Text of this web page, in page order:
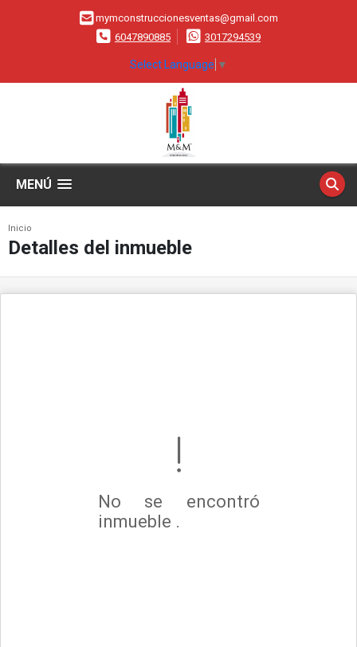
mymconstruccionesventas@gmail.com
6047890885
3017294539
Select Language ▼
MENÚ
Inicio
Detalles del inmueble
No se encontró
inmueble .